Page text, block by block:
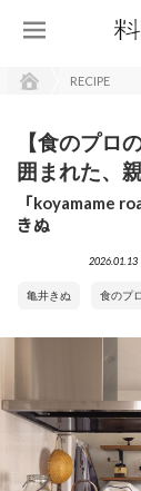
RECIPE
【食のプロ
囲まれた、
「koyamame
きぬ
2026.01.13
亀井きぬ 食のプ